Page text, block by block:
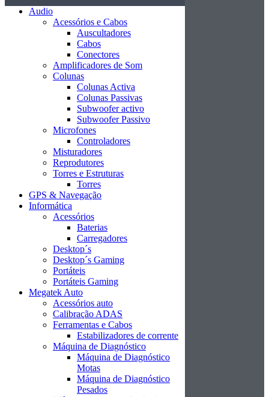
Audio
Acessórios e Cabos
Auscultadores
Cabos
Conectores
Amplificadores de Som
Colunas
Colunas Activa
Colunas Passivas
Subwoofer activo
Subwoofer Passivo
Microfones
Controladores
Misturadores
Reprodutores
Torres e Estruturas
Torres
GPS & Navegação
Informática
Acessórios
Baterias
Carregadores
Desktop´s
Desktop´s Gaming
Portáteis
Portáteis Gaming
Megatek Auto
Acessórios auto
Calibração ADAS
Ferramentas e Cabos
Estabilizadores de corrente
Máquina de Diagnóstico
Máquina de Diagnóstico
Motas
Máquina de Diagnóstico
Pesados